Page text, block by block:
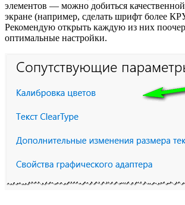
элементов — можно добиться
экране (например, сделать шрифт более
Рекомендую открыть каждую из них
оптимальные настройки.